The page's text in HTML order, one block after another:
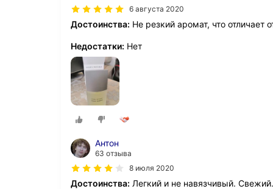
6 августа 2020
Достоинства: Не резкий аромат, что отличает
Недостатки: Нет
Антон
63 отзыва
8 июля 2020
Достоинства: Легкий и не навязчивый.